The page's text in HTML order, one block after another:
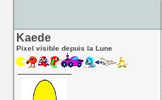
Kaede
Pixel visible depuis la Lune